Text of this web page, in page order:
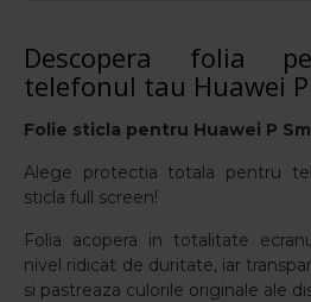
Descopera folia
telefonul tau Huawei
Folie sticla pentru Huawei P
Alege protectia totala pentru
sticla full screen!
Folia acopera in totalitate
nivel ridicat de duritate, iar
si pastreaza culorile originale ale